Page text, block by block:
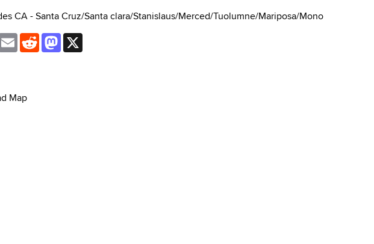
CA - Santa Cruz/Santa clara/Stanislaus/Merced/Tuolumne/Mariposa/Mono
EmailRedditMastodon
Map